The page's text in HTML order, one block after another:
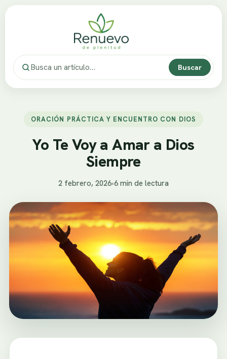
Buscar
ORACIÓN PRÁCTICA Y ENCUENTRO CON DIOS
Yo Te Voy a Amar a Dios
Siempre
2 febrero, 2026•6 min de lectura